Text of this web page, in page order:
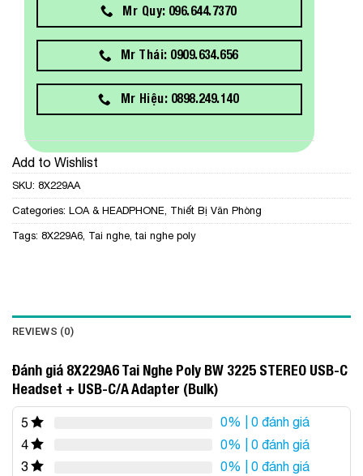
Mr Quy: 096.644.7370
Mr Thái: 0909.634.656
Mr Hiệu: 0898.249.140
Add to Wishlist
SKU: 8X229AA
Categories: LOA & HEADPHONE Thiết Bị Văn Phòng
Tags: 8X229A6 Tai nghe ,tai nghe poly
REVIEWS (0)
Đánh giá 8X229A6 Tai Nghe Poly BW 3225 STEREO USB-C
Headset + USB-C/A Adapter (Bulk)
5 0% | 0 đánh giá
4
0% | 0 đánh giá
3
0% | 0 đánh giá